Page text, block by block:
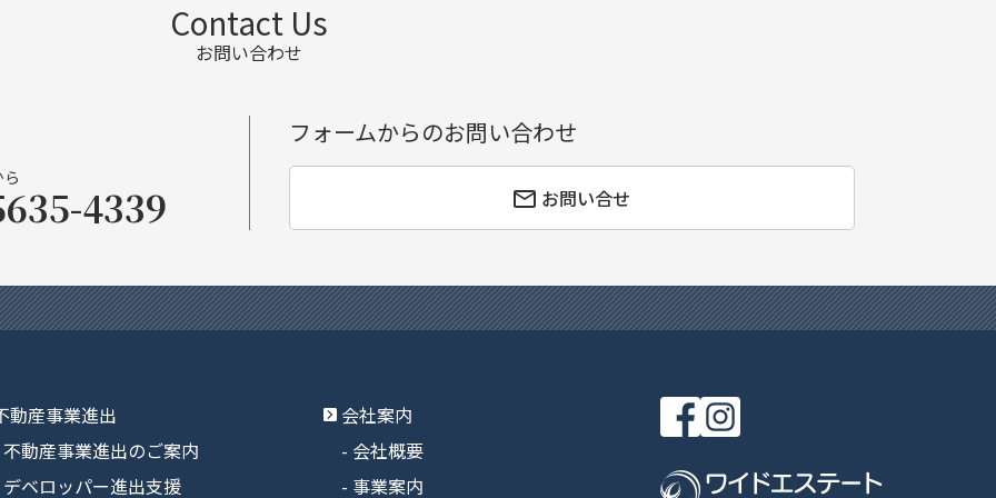
Contact Us
お問い合わせ
4339
フォームからのお問い合わせ
お問い合せ
動産事業進出
不動産事業進出のご案内
デベロッパー進出支援
会社案内
会社概要
事業案内